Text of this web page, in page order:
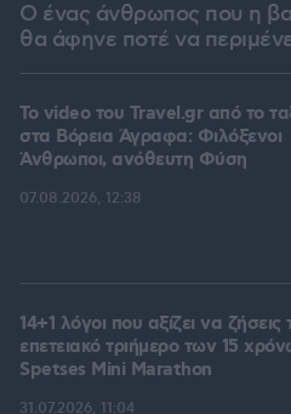
Ο ένας άνθρωπος που η
θα άφηνε ποτέ να
To video του Travel.gr από το
στα Βόρεια Άγραφα: Φιλόξενοι
Άνθρωποι, ανόθευτη Φύση
07.08.2026, 12:38
14+1 λόγοι που αξίζει να ζήσεις
επετειακό τριήμερο των 15
Spetses Mini Marathon
31.07.2026, 11:04